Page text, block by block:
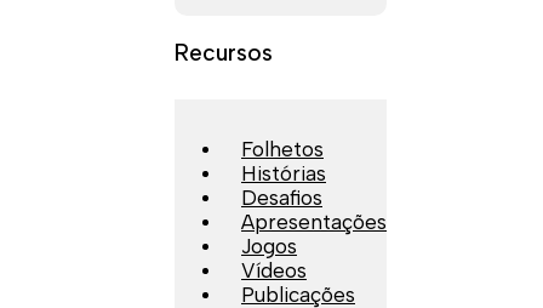
Recursos
Folhetos
Histórias
Desafios
Apresentações
Jogos
Vídeos
Publicações